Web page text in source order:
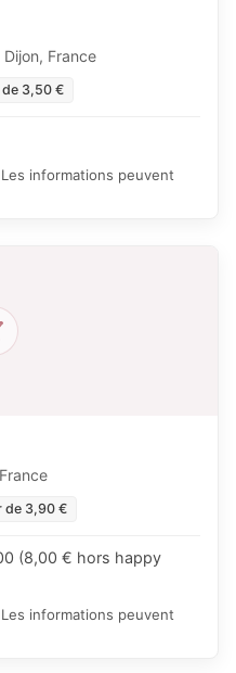
France
3,50 €
informations peuvent
de 3,90 €
(8,00 € hors happy
informations peuvent